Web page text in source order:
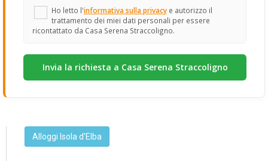
Ho letto l'informativa sulla privacy e autorizzo il
trattamento dei miei dati personali per essere
ricontattato da Casa Serena Straccoligno.
Alloggi Isola d'Elba